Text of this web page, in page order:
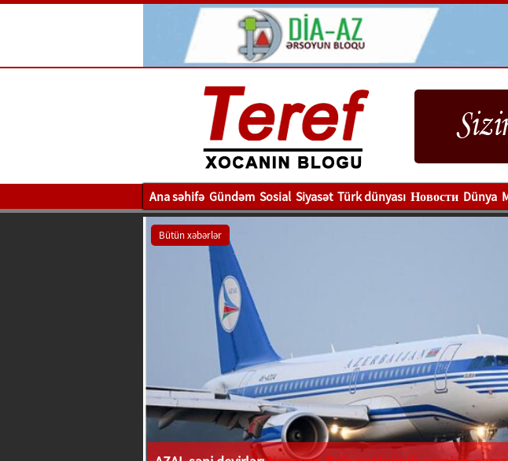
Ana səhifə Gündəm Sosial Siyasət Türk dünyası Новости Dünya
Bütün xəbərlər